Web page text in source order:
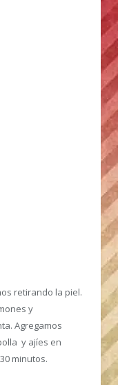
retirando la piel.
y
Agregamos
y ajíes en
minutos.